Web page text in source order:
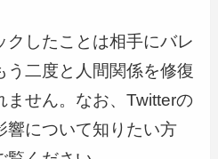
クしたことは相手にバレ
う二度と人間関係を修復
ません。なお、Twitterの
響について知りたい方